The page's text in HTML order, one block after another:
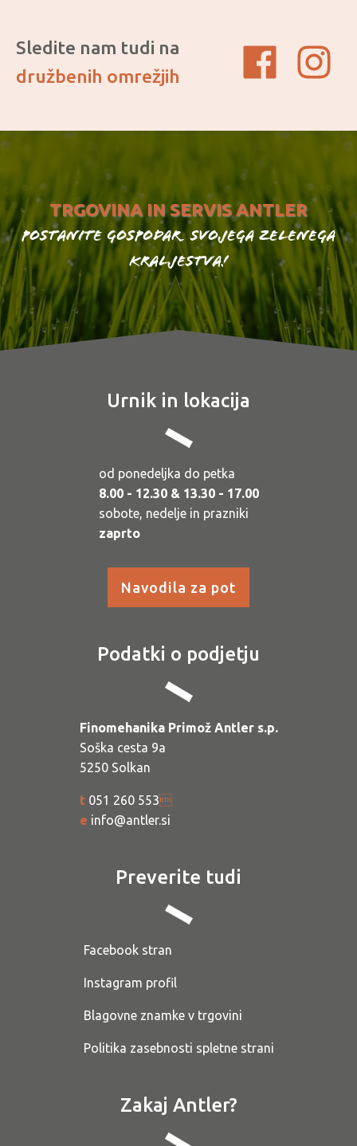
Sledite nam tudi na
družbenih omrežjih
TRGOVINA IN SERVIS ANTLER
Postanite gospodar svojega zelenega
kraljestva!
Urnik in lokacija
od ponedeljka do petka
8.00 - 12.30 & 13.30 - 17.00
sobote, nedelje in prazniki
zaprto
Navodila za pot
Podatki o podjetju
Finomehanika Primož Antler s.p.
Soška cesta 9a
5250 Solkan
t 051 260 553
e info@antler.si
Preverite tudi
Facebook stran
Instagram profil
Blagovne znamke v trgovini
Politika zasebnosti spletne strani
Zakaj Antler?